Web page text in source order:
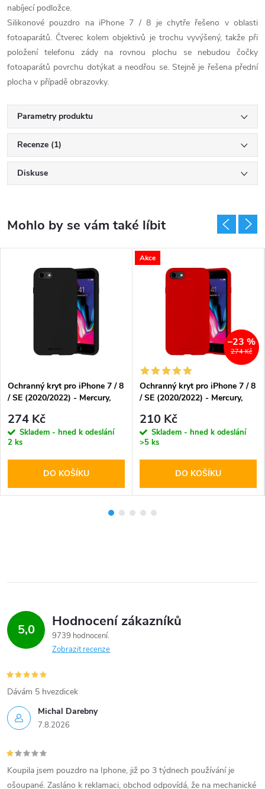
nabíjecí podložce.
Silikonové pouzdro na iPhone 7 / 8 je chytře řešeno v oblasti
fotoaparátů. Čtverec kolem objektivů je trochu vyvýšený, takže při
položení telefonu zády na rovnou plochu se nebudou čočky
fotoaparátů povrchu dotýkat a neodřou se. Stejně je řešena přední
plocha v případě obrazovky.
Parametry produktu
Recenze (1)
Diskuse
Ochranný kryt pro iPhone 7 / 8
/ SE (2020/2022) - Mercury,
274 Kč
Skladem - hned k odeslání
2 ks
DO KOŠÍKU
Akce
274 Kč
–23 %
Ochranný kryt pro iPhone 7 / 8
/ SE (2020/2022) - Mercury,
210 Kč
Skladem - hned k odeslání
>5 ks
DO KOŠÍKU
5,0 Hodnocení zákazníků
9739 hodnocení
Zobrazit recenze
Michal Darebny
7.8.2026
Dávám 5 hvezdicek
Koupila jsem pouzdro na Iphone, již po 3 týdnech používání je
ošoupané. Zasláno k reklamaci, obchod odpovídá, že na mechanické